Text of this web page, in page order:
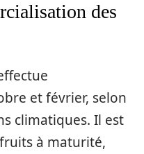
des
et février, selon
climatiques. Il est
à maturité,